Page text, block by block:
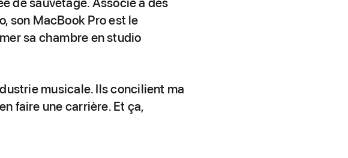
son MacBook Pro est le
sa chambre en studio
musicale. Ils concilient ma
faire une carrière. Et ça,